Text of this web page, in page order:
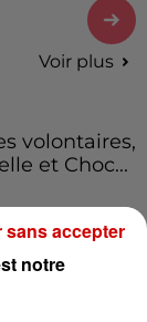
Voir plus
volontaires,
et Choc...
notre
sans accepter